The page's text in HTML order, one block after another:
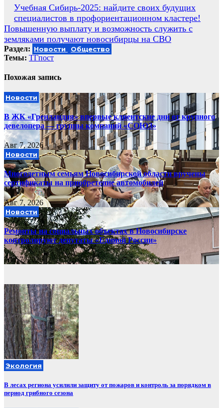
Навигация
по
записям
Учебная Сибирь-2025: найдите своих будущих
специалистов в профориентационном кластере!
Повышенную выплату и возможность служить с
земляками получают новосибирцы на СВО
Раздел: Новости Общество
Темы: ТГпост
Похожая запись
Новости
В ЖК «Гренландия» впервые клиентские дни от крупного
девелопера — группы компаний «СОЮЗ»
Авг 7, 2026
Новости
Многодетным семьям Новосибирской области вручены
сертификаты на приобретение автомобилей
Авг 7, 2026
Новости
Ремонты на социальных объектах в Новосибирске
контролируют депутаты «Единой России»
Авг 7, 2026
Экология
В лесах региона усилили защиту от пожаров и контроль за порядком в
период грибного сезона